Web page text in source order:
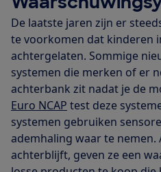
De laatste jaren zijn er
te voorkomen dat kinderen
achtergelaten. Sommige
systemen die merken of er
achterbank zit nadat je de
Euro NCAP test deze
systemen gebruiken
ademhaling waar te nemen.
achterblijft, geven ze een